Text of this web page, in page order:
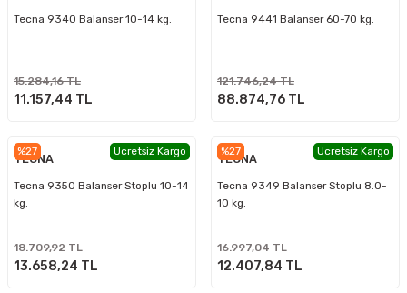
Tecna 9340 Balanser 10-14 kg.
15.284,16 TL
11.157,44 TL
Tecna 9441 Balanser 60-70 kg.
121.746,24 TL
88.874,76 TL
%27 Ücretsiz Kargo
TECNA
Tecna 9350 Balanser Stoplu 10-14
kg.
18.709,92 TL
13.658,24 TL
%27 Ücretsiz Kargo
TECNA
Tecna 9349 Balanser Stoplu 8.0-
10 kg.
16.997,04 TL
12.407,84 TL